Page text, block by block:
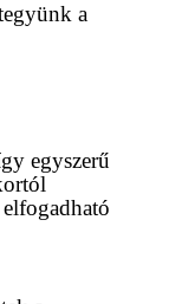
a
egyszerű